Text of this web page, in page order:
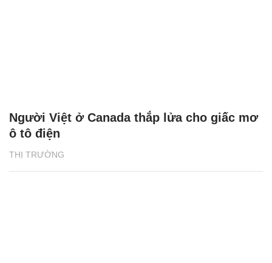
THỊ TRƯỜNG
Người Việt ở Canada thắp lửa cho giấc mơ
ô tô điện